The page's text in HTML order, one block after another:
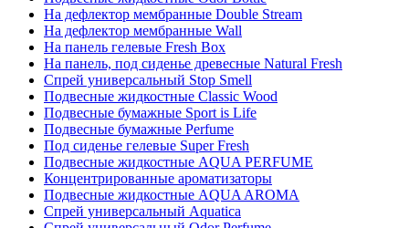
На дефлектор мембранные Double Stream
На дефлектор мембранные Wall
На панель гелевые Fresh Box
На панель, под сиденье древесные Natural Fresh
Спрей универсальный Stop Smell
Подвесные жидкостные Classic Wood
Подвесные бумажные Sport is Life
Подвесные бумажные Perfume
Под сиденье гелевые Super Fresh
Подвесные жидкостные AQUA PERFUME
Концентрированные ароматизаторы
Подвесные жидкостные AQUA AROMA
Спрей универсальный Aquatica